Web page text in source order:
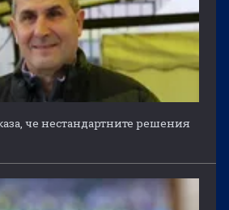
че нестандартните решения